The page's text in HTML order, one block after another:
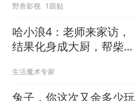
野兽影视 1跟贴
哈小浪4：老师来家访，
结果化身成大厨，帮柴圆
生活魔术专家
兔子，你这次又余多少玩